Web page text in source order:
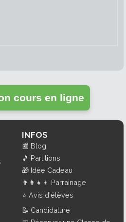
cours en ligne
INFOS
📰 Blog
🎵 Partitions
🎁 Idée Cadeau
👨‍👩‍👧‍👦 Parrainage
⭐ Avis d'élèves
📝 Candidature